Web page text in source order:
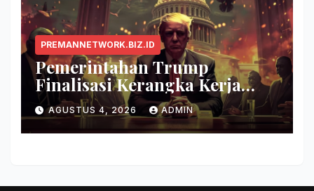
PREMANNETWORK.BIZ.ID
Pemerintahan Trump
Finalisasi Kerangka Kerja
Evaluasi Model AI Baru
AGUSTUS 4, 2026 ADMIN